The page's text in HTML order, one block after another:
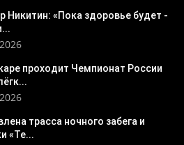
Никитин: «Пока здоровье будет -
проходит Чемпионат России
трасса ночного забега и
«Те...